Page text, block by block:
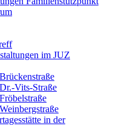
im JUZ
Vits-Straße
in der